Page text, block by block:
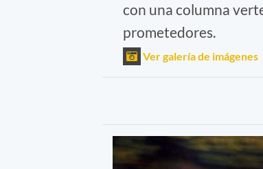
con una columna
prometedores.
Ver galería de imágenes